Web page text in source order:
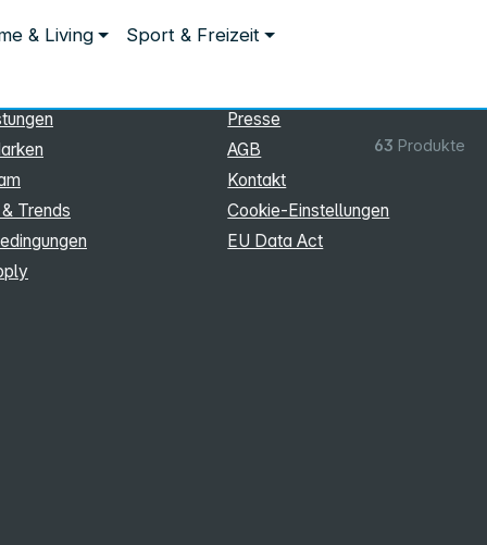
& Living Sport & Freizeit
63 Produkte
Trends
Presse
AGB
Kontakt
Cookie‑Einstellungen
EU Data Act